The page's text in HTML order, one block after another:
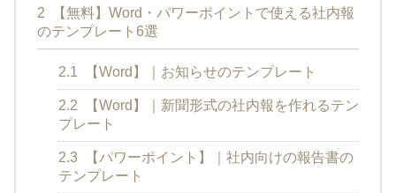
2
【無料】Word・パワーポイントで使える社内報
のテンプレート6選
2.1 【Word】｜お知らせのテンプレート
2.2
【Word】｜新聞形式の社内報を作れるテン
プレート
2.3
【パワーポイント】｜社内向けの報告書の
テンプレート